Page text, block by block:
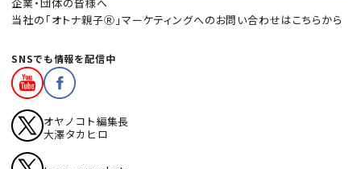
企業・団体の皆様へ
当社の「オトナ親子Ⓡ」マーケティングへのお問い合わせはこちらから
SNSでも情報を配信中
オヤノコト編集長
大澤タカヒロ